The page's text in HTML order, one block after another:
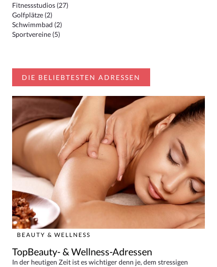
Fitnessstudios (27)
Golfplätze (2)
Schwimmbad (2)
Sportvereine (5)
DIE BELIEBTESTEN ADRESSEN
BEAUTY & WELLNESS
TopBeauty- & Wellness-Adressen
In der heutigen Zeit ist es wichtiger denn je, dem stressigen